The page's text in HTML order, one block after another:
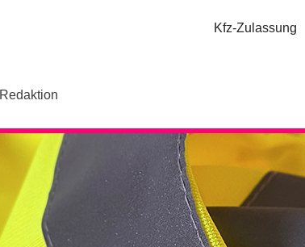
Kfz-Zulassung
Redaktion